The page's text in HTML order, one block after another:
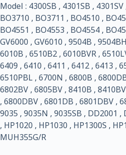
Model : 4300SB , 4301SB ,
BO3710 , BO3711 , BO4510 ,
BO4551 , BO4553 , BO4554 ,
GV6000 , GV6010 , 9504B ,
6010B , 6510B2 , 6010BVR ,
6409 , 6410 , 6411 , 6412 , 6413 ,
6510PBL , 6700N , 6800B ,
6802BV , 6805BV , 8410B ,
, 6800DBV , 6801DB , 6801DBV ,
9035 , 9035N , 9035SB , DD2001 ,
, HP1020 , HP1030 , HP1300S ,
MUH355G/R